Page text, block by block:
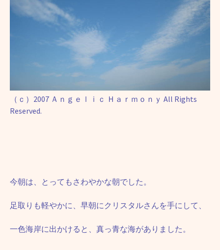
（ｃ）2007 Ａｎｇｅｌｉｃ Ｈａｒｍｏｎｙ All Rights
Reserved.
今朝は、とってもさわやかな朝でした。
足取りも軽やかに、早朝にクリスタルさんを手にして、
一色海岸に出かけると、真っ青な海がありました。